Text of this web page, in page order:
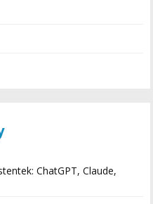
ChatGPT, Claude,